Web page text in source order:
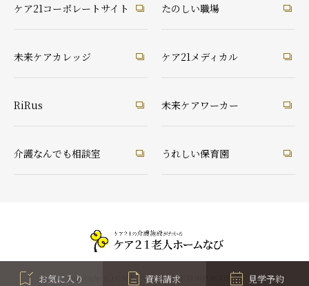
ケア21コーポレートサイト たのしい職場
未来ケアカレッジ ケア21メディカル
RiRus 未来ケアワーカー
介護なんでも相談室 うれしい保育園
Copyright (C) CARE TWENTYONE CORPORATION
お気に入り 資料請求 見学予約